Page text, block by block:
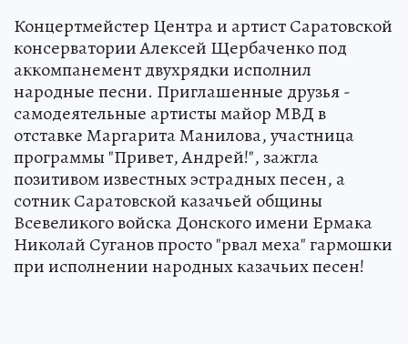
Концертмейстер Центра и артист Саратовской
консерватории Алексей Щербаченко под
аккомпанемент двухрядки исполнил
народные песни. Приглашенные друзья -
самодеятельные артисты майор МВД в
отставке Маргарита Манилова, участница
программы "Привет, Андрей!", зажгла
позитивом известных эстрадных песен, а
сотник Саратовской казачьей общины
Всевеликого войска Донского имени Ермака
Николай Суганов просто "рвал меха" гармошки
при исполнении народных казачьих песен!